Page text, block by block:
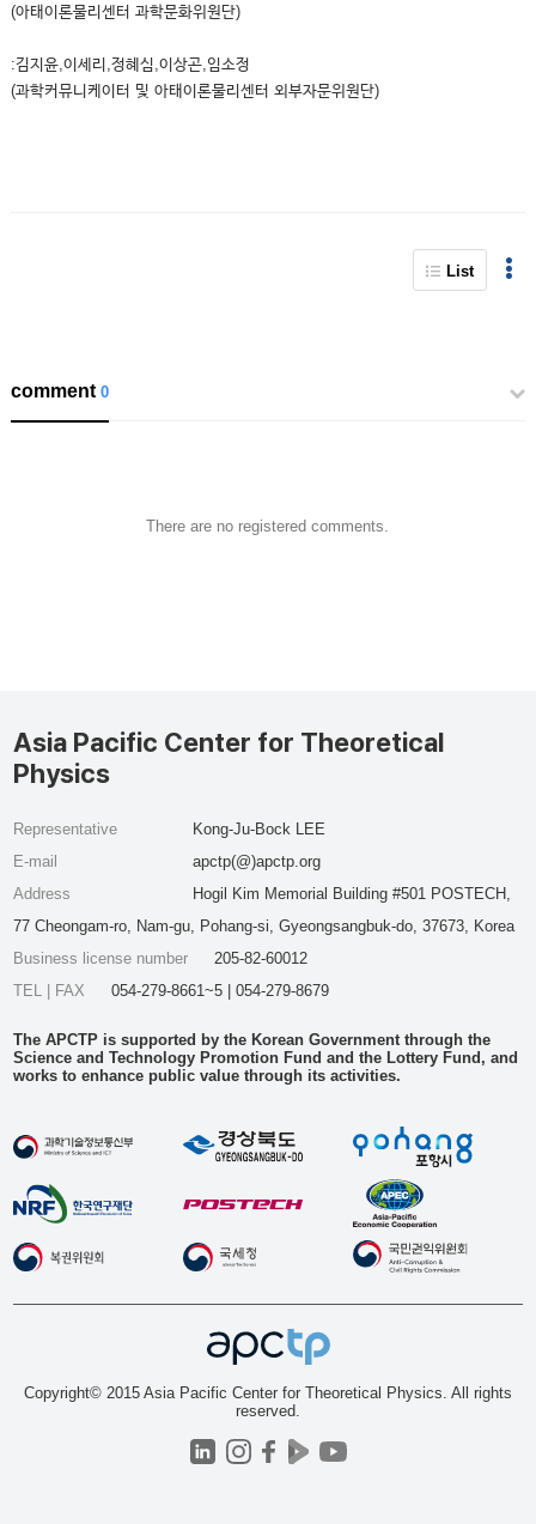
(아태이론물리센터 과학문화위원단)
:김지윤,이세리,정혜심,이상곤,임소정
(과학커뮤니케이터 및 아태이론물리센터 외부자문위원단)
List
comment0
There are no registered comments.
Asia Pacific Center for Theoretical
Physics
Representative
Kong-Ju-Bock LEE
E-mail
apctp(@)apctp.org
Address
Hogil Kim Memorial Building #501 POSTECH,
77 Cheongam-ro, Nam-gu, Pohang-si, Gyeongsangbuk-do, 37673, Korea
Business license number
205-82-60012
TEL | FAX
054-279-8661~5 | 054-279-8679
The APCTP is supported by the Korean Government through the
Science and Technology Promotion Fund and the Lottery Fund, and
works to enhance public value through its activities.
Copyright© 2015 Asia Pacific Center for Theoretical Physics. All rights
reserved.